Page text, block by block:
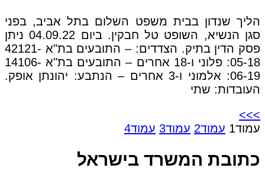
הליך שנדון בבית משפט השלום בתל אביב, בפני
סגן הנשיא, השופט טל חבקין. ביום 04.09.22 ניתן
פסק הדין בתיק. הצדדים: – התובעים בת"א 42121-
05-18: פלוני ו-18 אחרים – התובעים בת"א 14106-
06-19: אלמוני ו-3 אחרים – הנתבע: יהונתן אופק.
העובדות: שתי
>>>
עמוד1 עמוד2 עמוד3 עמוד4
כתובת המשרד בישראל